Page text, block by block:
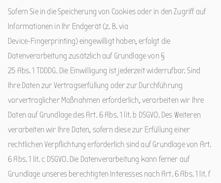
Sofern Sie in die Speicherung von Cookies oder in den Zugriff auf
Informationen in Ihr Endgerät (z. B. via
Device-Fingerprinting) eingewilligt haben, erfolgt die
Datenverarbeitung zusätzlich auf Grundlage von §
25 Abs. 1 TDDDG. Die Einwilligung ist jederzeit widerrufbar. Sind
Ihre Daten zur Vertragserfüllung oder zur Durchführung
vorvertraglicher Maßnahmen erforderlich, verarbeiten wir Ihre
Daten auf Grundlage des Art. 6 Abs. 1 lit. b DSGVO. Des Weiteren
verarbeiten wir Ihre Daten, sofern diese zur Erfüllung einer
rechtlichen Verpflichtung erforderlich sind auf Grundlage von Art.
6 Abs. 1 lit. c DSGVO. Die Datenverarbeitung kann ferner auf
Grundlage unseres berechtigten Interesses nach Art. 6 Abs. 1 lit. f